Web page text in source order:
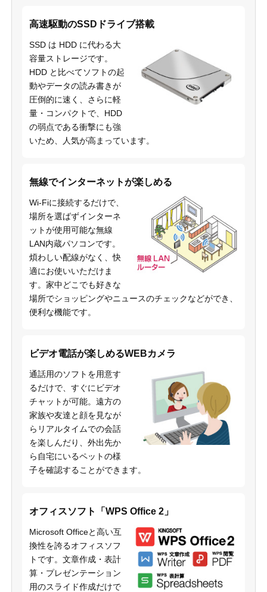
高速駆動のSSDドライブ搭載
SSD は HDD に代わる大
容量ストレージです。
HDD と比べてソフトの起
動やデータの読み書きが
圧倒的に速く、さらに軽
量・コンパクトで、HDD
の弱点である衝撃にも強
いため、人気が高まっています。
無線でインターネットが楽しめる
Wi-Fiに接続するだけで、
場所を選ばずインターネ
ットが使用可能な無線
LAN内蔵パソコンです。
煩わしい配線がなく、快
適にお使いいただけま
す。家中どこでも好きな
場所でショッピングやニュースのチェックなどができ、
便利な機能です。
ビデオ電話が楽しめるWEBカメラ
通話用のソフトを用意す
るだけで、すぐにビデオ
チャットが可能。遠方の
家族や友達と顔を見なが
らリアルタイムでの会話
を楽しんだり、外出先か
ら自宅にいるペットの様
子を確認することができます。
オフィスソフト「WPS Office 2」
Microsoft Officeと高い互
換性を誇るオフィスソフ
トです。文章作成・表計
算・プレゼンテーション
用のスライド作成だけで